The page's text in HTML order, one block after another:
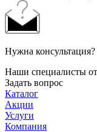
Нужна консультация?
Наши специалисты
Задать вопрос
Каталог
Акции
Услуги
Компания